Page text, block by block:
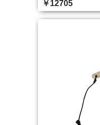
￥12705